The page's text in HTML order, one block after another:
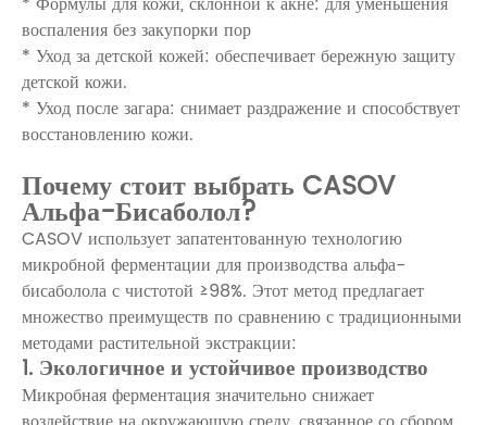
воспаления без закупорки пор
* Уход за детской кожей: обеспечивает бережную защиту
детской кожи.
* Уход после загара: снимает раздражение и способствует
восстановлению кожи.
Почему стоит выбрать CASOV
Альфа-Бисаболол?
CASOV использует запатентованную технологию
микробной ферментации для производства альфа-
бисаболола с чистотой ≥98%. Этот метод предлагает
множество преимуществ по сравнению с традиционными
методами растительной экстракции:
1. Экологичное и устойчивое производство
Микробная ферментация значительно снижает